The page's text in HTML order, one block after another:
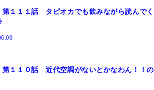
１１１話 タピオカでも飲みながら読んでく
１１０話 近代空調がないとかなわん！！の